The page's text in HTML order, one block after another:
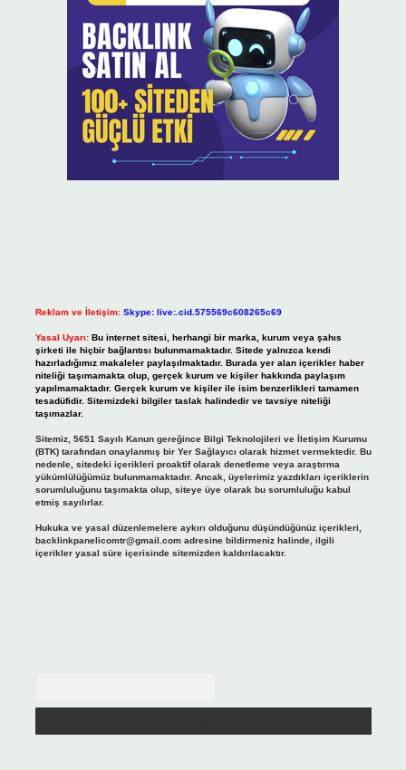
Reklam ve İletişim: Skype: live:.cid.575569c608265c69
Yasal Uyarı: Bu internet sitesi, herhangi bir marka, kurum veya şahıs
şirketi ile hiçbir bağlantısı bulunmamaktadır. Sitede yalnızca kendi
hazırladığımız makaleler paylaşılmaktadır. Burada yer alan içerikler haber
niteliği taşımamakta olup, gerçek kurum ve kişiler hakkında paylaşım
yapılmamaktadır. Gerçek kurum ve kişiler ile isim benzerlikleri tamamen
tesadüfidir. Sitemizdeki bilgiler taslak halindedir ve tavsiye niteliği
taşımazlar.
Sitemiz, 5651 Sayılı Kanun gereğince Bilgi Teknolojileri ve İletişim Kurumu
(BTK) tarafından onaylanmış bir Yer Sağlayıcı olarak hizmet vermektedir. Bu
nedenle, sitedeki içerikleri proaktif olarak denetleme veya araştırma
yükümlülüğümüz bulunmamaktadır. Ancak, üyelerimiz yazdıkları içeriklerin
sorumluluğunu taşımakta olup, siteye üye olarak bu sorumluluğu kabul
etmiş sayılırlar.
Hukuka ve yasal düzenlemelere aykırı olduğunu düşündüğünüz içerikleri,
backlinkpanelicomtr@gmail.comadresine bildirmeniz halinde, ilgili
içerikler yasal süre içerisinde sitemizden kaldırılacaktır.